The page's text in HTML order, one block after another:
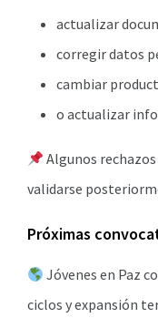
actualizar
corregir datos
cambiar
o actualizar
Algunos
validarse
Próximas
Jóvenes en Paz
ciclos y expansión